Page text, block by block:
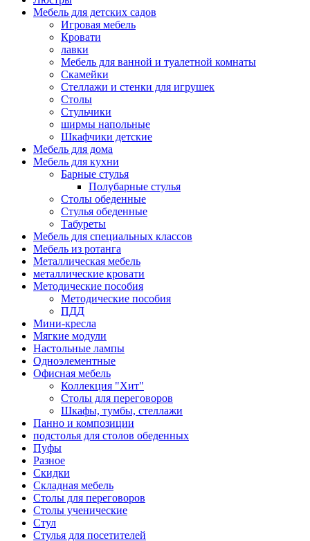
Мебель для детских садов
Игровая мебель
Кровати
лавки
Мебель для ванной и туалетной комнаты
Скамейки
Стеллажи и стенки для игрушек
Столы
Стульчики
ширмы напольные
Шкафчики детские
Мебель для дома
Мебель для кухни
Барные стулья
Полубарные стулья
Столы обеденные
Стулья обеденные
Табуреты
Мебель для специальных классов
Мебель из ротанга
Металлическая мебель
металлические кровати
Методические пособия
Методические пособия
ПДД
Мини-кресла
Мягкие модули
Настольные лампы
Одноэлементные
Офисная мебель
Коллекция "Хит"
Столы для переговоров
Шкафы, тумбы, стеллажи
Панно и композиции
подстолья для столов обеденных
Пуфы
Разное
Скидки
Складная мебель
Столы для переговоров
Столы ученические
Стул
Стулья для посетителей